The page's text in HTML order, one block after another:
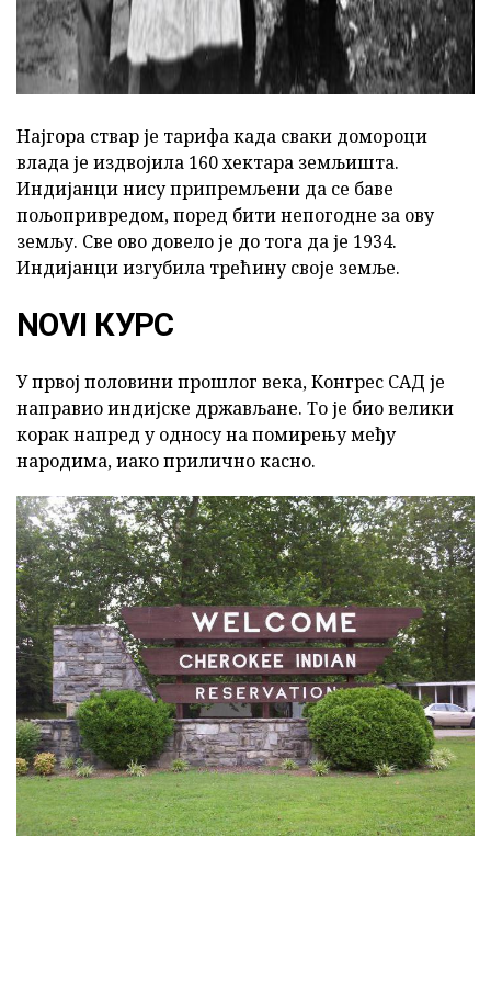
Најгора ствар је тарифа када сваки домороци
влада је издвојила 160 хектара земљишта.
Индијанци нису припремљени да се баве
пољопривредом, поред бити непогодне за ову
земљу. Све ово довело је до тога да је 1934.
Индијанци изгубила трећину своје земље.
NOVI КУРС
У првој половини прошлог века, Конгрес САД је
направио индијске држављане. То је био велики
корак напред у односу на помирењу међу
народима, иако прилично касно.